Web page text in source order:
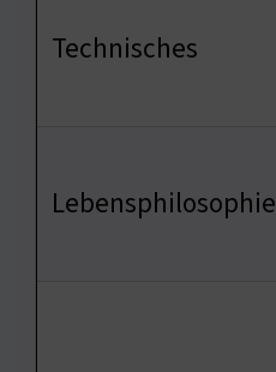
Technisches
Lebensphilosophie